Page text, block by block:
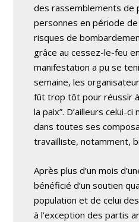
des rassemblements de
personnes en période
risques de
grâce au cessez-le-feu
manifestation a pu se
semaine, les
fût trop tôt pour réussir
la paix”. D’ailleurs celui-
dans toutes ses
travailliste, notamment,
Après plus d’un mois
bénéficié d’un soutien
population et de celui
à l’exception des partis